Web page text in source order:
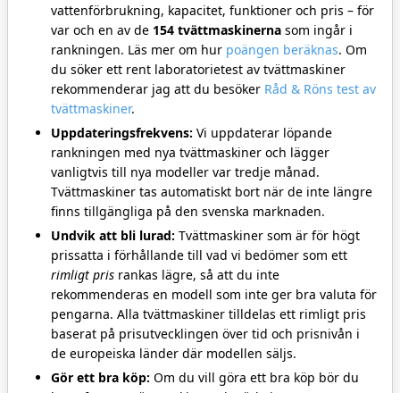
vattenförbrukning, kapacitet, funktioner och pris – för
var och en av de 154 tvättmaskinerna som ingår i
rankningen. Läs mer om hur poängen beräknas. Om
du söker ett rent laboratorietest av tvättmaskiner
rekommenderar jag att du besöker Råd & Röns test av
tvättmaskiner.
Uppdateringsfrekvens: Vi uppdaterar löpande
rankningen med nya tvättmaskiner och lägger
vanligtvis till nya modeller var tredje månad.
Tvättmaskiner tas automatiskt bort när de inte längre
finns tillgängliga på den svenska marknaden.
Undvik att bli lurad: Tvättmaskiner som är för högt
prissatta i förhållande till vad vi bedömer som ett
rimligt pris rankas lägre, så att du inte
rekommenderas en modell som inte ger bra valuta för
pengarna. Alla tvättmaskiner tilldelas ett rimligt pris
baserat på prisutvecklingen över tid och prisnivån i
de europeiska länder där modellen säljs.
Gör ett bra köp: Om du vill göra ett bra köp bör du